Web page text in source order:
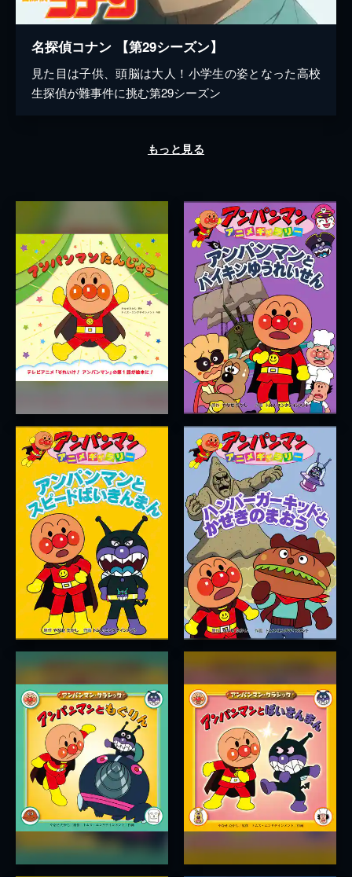
名探偵コナン 【第29シーズン】
見た目は子供、頭脳は大人！小学生の姿となった高校
生探偵が難事件に挑む第29シーズン
もっと見る